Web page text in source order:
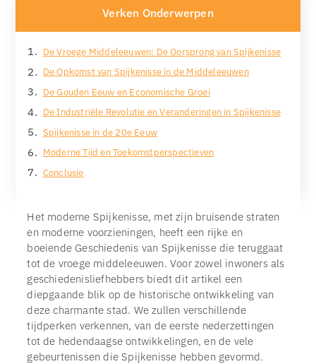
Verken Onderwerpen
De Vroege Middeleeuwen: De Oorsprong van Spijkenisse
De Opkomst van Spijkenisse in de Middeleeuwen
De Gouden Eeuw en Economische Groei
De Industriële Revolutie en Veranderingen in Spijkenisse
Spijkenisse in de 20e Eeuw
Moderne Tijd en Toekomstperspectieven
Conclusie
Het moderne Spijkenisse, met zijn bruisende straten
en moderne voorzieningen, heeft een rijke en
boeiende Geschiedenis van Spijkenisse die teruggaat
tot de vroege middeleeuwen. Voor zowel inwoners als
geschiedenisliefhebbers biedt dit artikel een
diepgaande blik op de historische ontwikkeling van
deze charmante stad. We zullen verschillende
tijdperken verkennen, van de eerste nederzettingen
tot de hedendaagse ontwikkelingen, en de vele
gebeurtenissen die Spijkenisse hebben gevormd.